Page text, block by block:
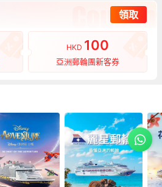
領取
HKD 100
亞洲郵輪團新客券